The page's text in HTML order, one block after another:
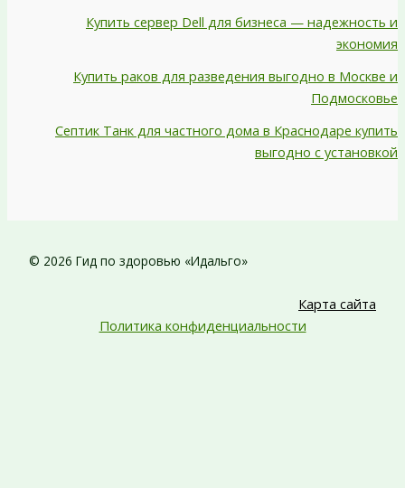
Купить сервер Dell для бизнеса — надежность и
экономия
Купить раков для разведения выгодно в Москве и
Подмосковье
Септик Танк для частного дома в Краснодаре купить
выгодно с установкой
© 2026 Гид по здоровью «Идальго»
Карта сайта
Политика конфиденциальности